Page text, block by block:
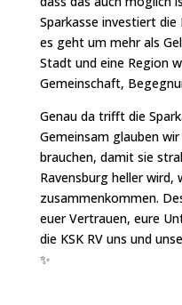
Sparkasse investiert die
es geht um mehr als
Stadt und eine Region
Gemeinschaft,
Genau da trifft die
Gemeinsam glauben
brauchen, damit sie
Ravensburg heller wird,
zusammenkommen.
euer Vertrauen, eure
die KSK RV uns und
✨